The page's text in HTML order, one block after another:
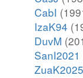
CabI
IzaK94
DuvM
SanI2021
ZuaK2025